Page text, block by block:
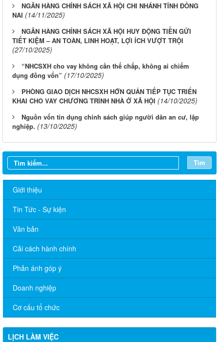
NGÂN HÀNG CHÍNH SÁCH XÃ HỘI CHI NHÁNH TỈNH ĐỒNG
NAI (14/11/2025)
NGÂN HÀNG CHÍNH SÁCH XÃ HỘI HUY ĐỘNG TIỀN GỬI
TIẾT KIỆM – AN TOÀN, LINH HOẠT, LỢI ÍCH VƯỢT TRỘI
(27/10/2025)
“NHCSXH cho vay không cần thế chấp, không ai chiếm
dụng đồng vốn” (17/10/2025)
PHÒNG GIAO DỊCH NHCSXH HỚN QUẢN TIẾP TỤC TRIỂN
KHAI CHO VAY CHƯƠNG TRÌNH NHÀ Ở XÃ HỘI (14/10/2025)
Nguồn vốn tín dụng chính sách giúp người dân an cư, lập
nghiệp. (13/10/2025)
Tìm
Giới thiệu
Tin Tức - Sự kiện
Văn bản
Cải cách hành chính
Phản ánh góp ý
Doanh nghiệp
Cơ cấu tổ chức
LỊCH LÀM VIỆC
Lịch làm việc của UBND tuần 32 năm 2026
Lịch làm việc tuần 31 năm 2026